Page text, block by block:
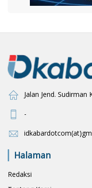
Jalan Jend. Sudirman
-
Halaman
Redaksi